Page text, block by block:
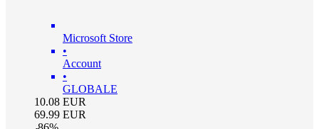
Microsoft Store
•
Account
•
GLOBALE
10.08 EUR
69.99 EUR